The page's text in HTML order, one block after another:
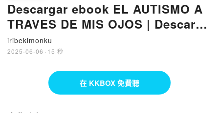
Descargar ebook EL AUTISMO A
TRAVES DE MIS OJOS | Descarga
Libros Gratis (PDF - EPUB)
iribekimonku
2025-06-06 · 15 秒
在 KKBOX 免費聽